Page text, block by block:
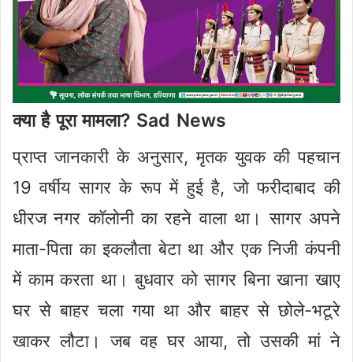
क्या है पूरा मामला? Sad News
प्राप्त जानकारी के अनुसार, मृतक युवक की पहचान
19 वर्षीय सागर के रूप में हुई है, जो फरीदाबाद की
धीरज नगर कॉलोनी का रहने वाला था। सागर अपने
माता-पिता का इकलौता बेटा था और एक निजी कंपनी
में काम करता था। बुधवार को सागर बिना खाना खाए
घर से बाहर चला गया था और बाहर से छोले-भटूरे
खाकर लौटा। जब वह घर आया, तो उसकी मां ने